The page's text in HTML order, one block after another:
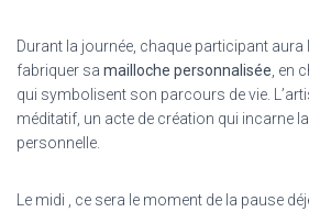
Durant la journée, chaque participant aura
fabriquer sa mailloche personnalisée, en
qui symbolisent son parcours de vie.
méditatif, un acte de création qui incarne
personnelle.
Le midi , ce sera le moment de la pause